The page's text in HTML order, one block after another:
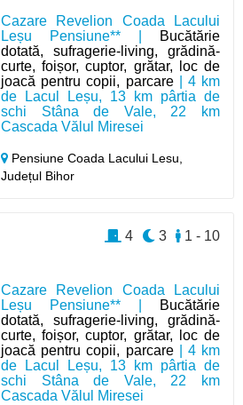
Cazare Revelion Coada Lacului
Leșu Pensiune** |
Bucătărie
dotată, sufragerie-living, grădină-
curte, foișor, cuptor, grătar, loc de
joacă pentru copii, parcare| 4 km
de Lacul Leșu, 13 km pârtia de
schi Stâna de Vale, 22 km
Cascada Vălul Miresei
Pensiune Coada Lacului Lesu,
Județul Bihor
Cazare Revelion Coada Lacului
Leșu Pensiune** |
Bucătărie
dotată, sufragerie-living, grădină-
curte, foișor, cuptor, grătar, loc de
joacă pentru copii, parcare| 4 km
de Lacul Leșu, 13 km pârtia de
schi Stâna de Vale, 22 km
Cascada Vălul Miresei
1 - 10
3
4